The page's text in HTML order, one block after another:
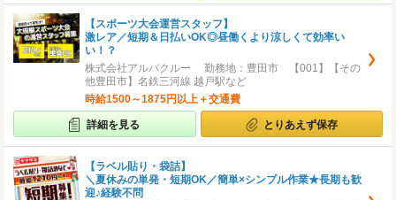
【スポーツ大会運営スタッフ】
激レア／短期＆日払いOK◎昼働くより涼しくて効率い
い！？
株式会社アルバクルー 勤務地：豊田市 【001】【その
他豊田市】名鉄三河線 越戸駅など
時給1500～1875円以上＋交通費
詳細を見る とりあえず保存
【ラベル貼り・袋詰】
＼夏休みの単発・短期OK／簡単×シンプル作業★長期も歓
迎♪経験不問